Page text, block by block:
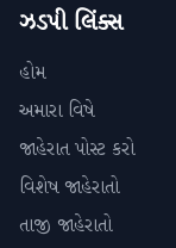
ઝડપી લિંક્સ
હોમ
અમારા વિષે
જાહેરાત પોસ્ટ કરો
વિશેષ જાહેરાતો
તાજી જાહેરાતો